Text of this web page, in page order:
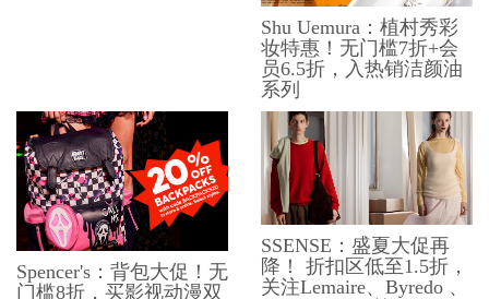
Shu Uemura：植村秀彩
妆特惠！无门槛7折+会
员6.5折，入热销洁颜油
系列
Spencer's：背包大促！无
门槛8折，买影视动漫双
SSENSE：盛夏大促再
降！ 折扣区低至1.5折，
关注Lemaire、Byredo 、